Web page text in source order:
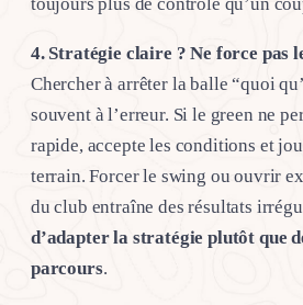
4. Stratégie claire ? Ne force pas
Chercher à arrêter la balle “quoi
souvent à l’erreur. Si le green ne
rapide, accepte les conditions et
terrain. Forcer le swing ou ouvrir
du club entraîne des résultats
d’adapter la stratégie plutôt que
parcours.